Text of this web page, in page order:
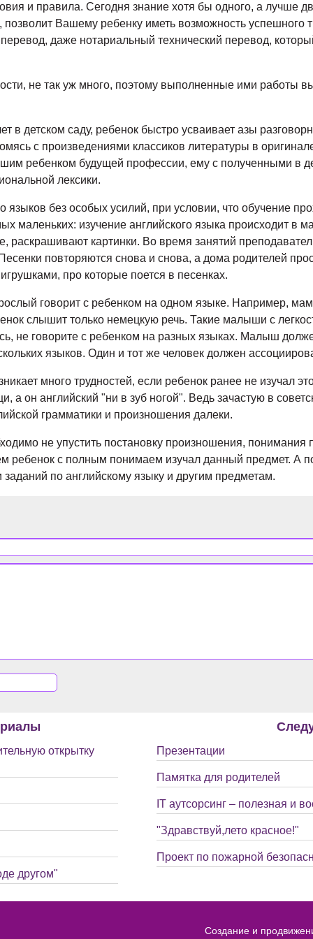
и правила. Сегодня знание хотя бы одного, а лучше
Вашему ребенку иметь возможность успешного
даже нотариальный технический перевод,
не так уж много, поэтому выполненные ими работы
в детском саду, ребенок быстро усваивает азы
с произведениями классиков литературы в
ребенком будущей профессии, ему с полученными в
лексики.
языков без особых усилий, при условии, что обучение
маленьких: изучение английского языка происходит в
раскрашивают картинки. Во время занятий
повторяются снова и снова, а дома родителей
про которые поется в песенках.
говорит с ребенком на одном языке. Например,
слышит только немецкую речь. Такие малыши с
не говорите с ребенком на разных языках. Малыш
языков. Один и тот же человек должен
много трудностей, если ребенок ранее не изучал
а он английский "ни в зуб ногой". Ведь зачастую в
грамматики и произношения далеки.
не упустить постановку произношения,
ребенок с полным понимаем изучал данный предмет. А
по английскому языку и другим предметам.
открытку
другом"
Презентации
Памятка для родителей
IT аутсорсинг – полезная и
"Здравствуй,лето красное!"
Проект по пожарной
Создание и